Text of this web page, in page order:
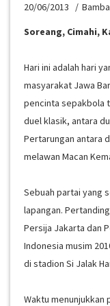
20/06/2013
Soreang, Cimahi,
Hari ini adalah hari
masyarakat Jawa
pencinta sepakbola
duel klasik, antara
Pertarungan antara
melawan Macan
Sebuah partai yang
lapangan.
Persija Jakarta dan
Indonesia musim
di stadion Si Jalak
Waktu menunjukkan